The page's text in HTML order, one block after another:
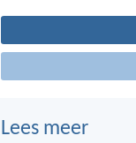
Lees meer